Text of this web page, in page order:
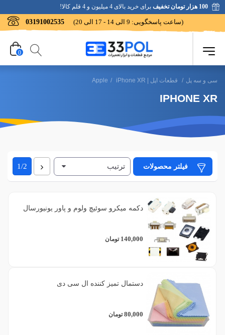
100 هزار تومان تخفیف برای خرید بالای 4 میلیون و 4 قلم کالا!
03191002535 (ساعت پاسخگویی: 9 الی 14 - 17 الی 20)
0
سی و سه پل / قطعات اپل | Apple / iPhone XR
IPHONE XR
فیلتر محصولات ترتیب 1/2بعدی
دکمه میکرو سوئیچ ولوم و پاور یونیورسال
140,000 تومان
دستمال تمیز کننده ال سی دی
80,000 تومان